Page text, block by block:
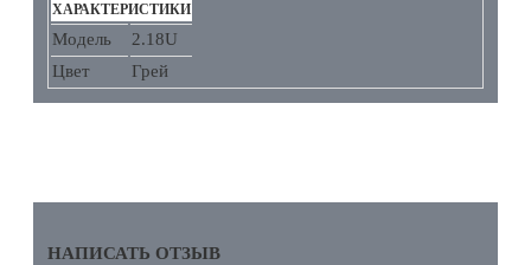
ХАРАКТЕРИСТИКИ
Модель
2.18U
Цвет
Грей
НАПИСАТЬ ОТЗЫВ